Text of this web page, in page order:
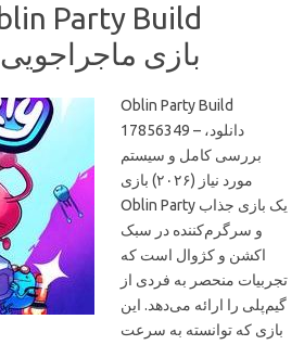
17856349 – بازی ماجراجویی
Oblin Party Build
17856349 – دانلود،
بررسی کامل و سیستم
مورد نیاز (۲۰۲۶) بازی
Oblin Party یک بازی جذاب
و سرگرم‌کننده در سبک
اکشن و کژوال است که
تجربیات منحصر به فردی از
گیم‌پلی را ارائه می‌دهد. این
بازی که توانسته به سرعت